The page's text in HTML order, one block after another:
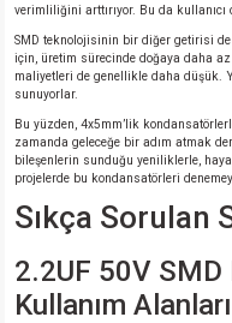
verimliliğini arttırıyor. Bu da kullanıcı
SMD teknolojisinin bir diğer getirisi
için, üretim sürecinde doğaya daha
maliyetleri de genellikle daha düşük.
sunuyorlar.
Bu yüzden, 4x5mm’lik
zamanda geleceğe bir adım atmak
bileşenlerin sunduğu yeniliklerle,
projelerde bu kondansatörleri
Sıkça Sorulan
2.2UF 50V
Kullanım